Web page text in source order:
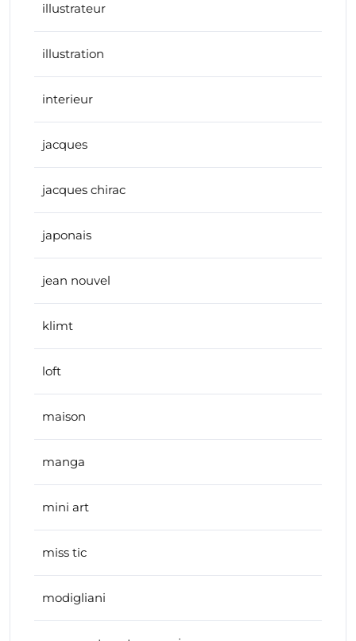
illustrateur
illustration
interieur
jacques
jacques chirac
japonais
jean nouvel
klimt
loft
maison
manga
mini art
miss tic
modigliani